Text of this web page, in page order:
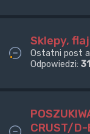
Sklepy,
Ostatni post
Odpowiedzi: 31
CRUST/D-